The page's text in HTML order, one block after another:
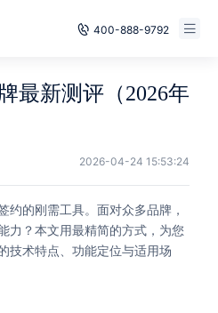
400-888-9792
Trial
account, log in
2026-04-24 15:53:24
力？本文用最精简的方式，为您
技术特点、功能定位与适用场